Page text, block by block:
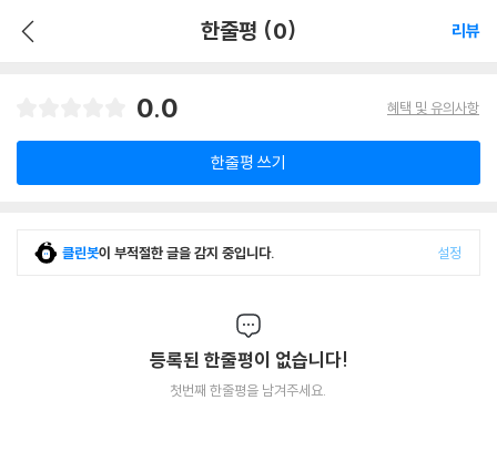
한줄평 (0) 리뷰
0.0 혜택 및 유의사항
한줄평 쓰기
클린봇이 부적절한 글을 감지 중입니다. 설정
등록된 한줄평이 없습니다!
첫번째 한줄평을 남겨주세요.